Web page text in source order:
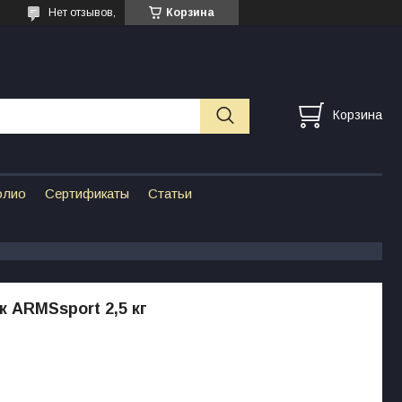
Корзина
Нет отзывов,
Корзина
Сертификаты Статьи
ARMSsport 2,5 кг